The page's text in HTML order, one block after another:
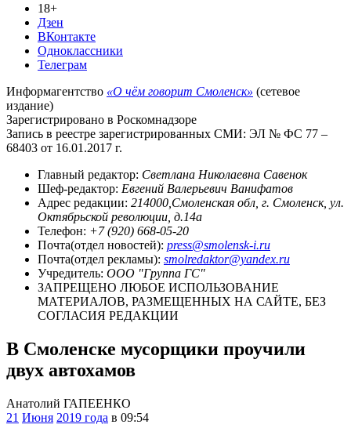
18+
Дзен
ВКонтакте
Одноклассники
Телеграм
Информагентство «О чём говорит Смоленск» (сетевое
издание)
Зарегистрировано в Роскомнадзоре
Запись в реестре зарегистрированных СМИ: ЭЛ № ФС 77 –
68403 от 16.01.2017 г.
Главный редактор: Светлана Николаевна Савенок
Шеф-редактор: Евгений Валерьевич Ванифатов
Адрес редакции: 214000,Смоленская обл, г. Смоленск, ул.
Октябрьской революции, д.14а
Телефон: +7 (920) 668-05-20
Почта(отдел новостей): press@smolensk-i.ru
Почта(отдел рекламы): smolredaktor@yandex.ru
Учредитель: ООО "Группа ГС"
ЗАПРЕЩЕНО ЛЮБОЕ ИСПОЛЬЗОВАНИЕ
МАТЕРИАЛОВ, РАЗМЕЩЕННЫХ НА САЙТЕ, БЕЗ
СОГЛАСИЯ РЕДАКЦИИ
В Смоленске мусорщики проучили
двух автохамов
Анатолий ГАПЕЕНКО
21 Июня 2019 года в 09:54